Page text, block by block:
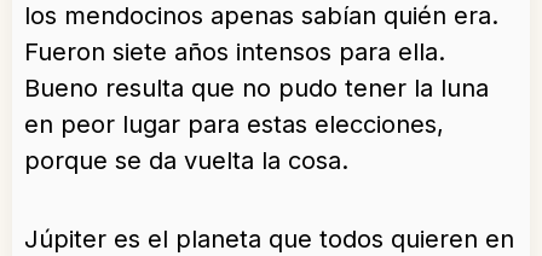
los mendocinos apenas sabían quién era.
Fueron siete años intensos para ella.
Bueno resulta que no pudo tener la luna
en peor lugar para estas elecciones,
porque se da vuelta la cosa.
Júpiter es el planeta que todos quieren en